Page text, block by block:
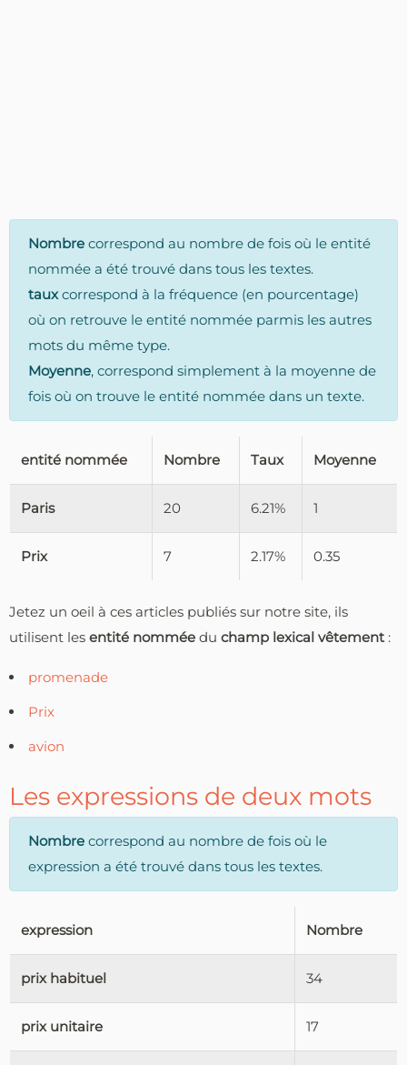
Nombre correspond au nombre de fois où le entité
nommée a été trouvé dans tous les textes.
tauxcorrespond à la fréquence (en pourcentage)
où on retrouve le entité nommée parmis les autres
mots du même type.
Moyenne, correspond simplement à la moyenne de
fois où on trouve le entité nommée dans un texte.
entité nommée Nombre Taux Moyenne
Paris 20 6.21% 1
Prix 7 2.17% 0.35
Jetez un oeil à ces articles publiés sur notre site, ils
utilisent les entité nommée du champ lexical vêtement :
promenade
Prix
avion
Les expressions de deux mots
Nombre correspond au nombre de fois où le
expression a été trouvé dans tous les textes.
expression Nombre
prix habituel 34
prix unitaire 17